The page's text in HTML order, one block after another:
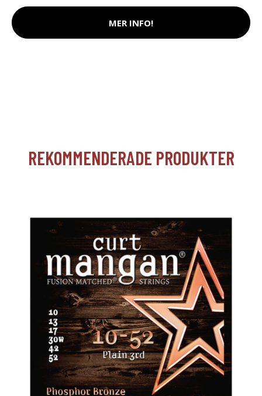
MER INFO!
REKOMMENDERADE PRODUKTER